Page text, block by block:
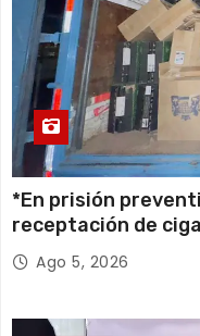
*En prisión
receptación de
millones*
Ago 5, 2026